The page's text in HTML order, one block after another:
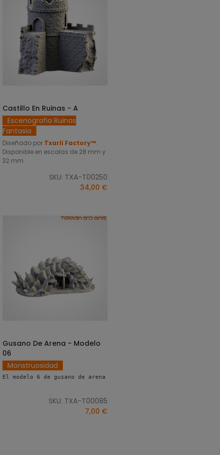
SELECCIONAR OPCIONES
Castillo En Ruinas - A
Escenografia Ruinas
Fantasia
Diseñado por Txarli Factory™.
Disponible en escalas de 28 mm y
32 mm.
SKU: TXA-T00250
34,00 €
SELECCIONAR OPCIONES
Gusano De Arena - Modelo
06
Monstruosidad
El modelo 6 de gusano de arena es un elemento de
SKU: TXA-T00085
7,00 €